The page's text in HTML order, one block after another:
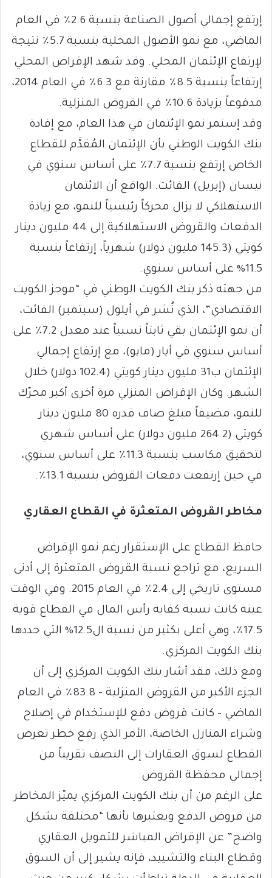
إرتفع إجمالي أصول الصناعة بنسبة 2.6٪ في العام
الماضي، مع نمو الأصول المحلية بنسبة 5.7٪ نتيجة
لإرتفاع الإئتمان المحلي. وقد شهد الإقراض المحلي
إرتفاعاً بنسبة 8.5٪ مقارنة مع 6.3٪ في العام 2014،
مدفوعاً بزيادة 10.6٪ في القروض المنزلية.
وقد إستمر نمو الإئتمان في هذا العام، مع إفادة
بنك الكويت الوطني بأن الإئتمان المُقدَّم للقطاع
الخاص إرتفع بنسبة 7.7٪ على أساس سنوي في
نيسان (إبريل) الفائت. الواقع أن الائتمان
الاستهلاكي لا يزال محركاً رئيسياً للنمو، مع زيادة
الدفعات والقروض الاستهلاكية إلى 44 مليون دينار
كويتي (145.3 مليون دولار) شهرياً، إرتفاعاً بنسبة
11.5% على أساس سنوي.
من جهته ذكر بنك الكويت الوطني في “موجز الكويت
الاقتصادي”، الذي نُشر في أيلول (سبتمبر) الفائت،
أن نمو الإئتمان بقي ثابتاً نسبياً عند معدل 7.2٪ على
أساس سنوي في أيار (مايو)، مع إرتفاع إجمالي
الإئتمان ب31 مليون دينار كويتي (102.4 دولار) خلال
الشهر. وكان الإقراض المنزلي مرة أخرى أكبر محرّك
للنمو، مضيفاً مبلغ صاف قدره 80 مليون دينار
كويتي (264.2 مليون دولار) على أساس شهري
لتحقيق مكاسب بنسبة 11.3٪ على أساس سنوي،
في حين إرتفعت دفعات القروض بنسبة 13.1٪.
مخاطر القروض المتعثرة في القطاع العقاري
حافظ القطاع على الإستقرار رغم نمو الإقراض
السريع، مع تراجع نسبة القروض المتعثرة إلى أدنى
مستوى تاريخي إلى 2.4٪ في العام 2015. وفي الوقت
عينه كانت نسبة كفاية رأس المال في القطاع قوية
17.5٪، وهي أعلى بكثير من نسبة ال12.5% التي حددها
بنك الكويت المركزي.
ومع ذلك، فقد أشار بنك الكويت المركزي إلى أن
الجزء الأكبر من القروض المنزلية – 83.8٪ في العام
الماضي – كانت قروض دفع للإستخدام في إصلاح
وشراء المنازل الخاصة، الأمر الذي رفع خطر تعرض
القطاع لسوق العقارات إلى النصف تقريباً من
إجمالي محفظة القروض.
على الرغم من أن بنك الكويت المركزي يميّز المخاطر
من قروض الدفع ويعتبرها بأنها “مختلفة بشكل
واضح” عن الإقراض المباشر للتمويل العقاري
وقطاع البناء والتشييد، فإنه يشير إلى أن السوق